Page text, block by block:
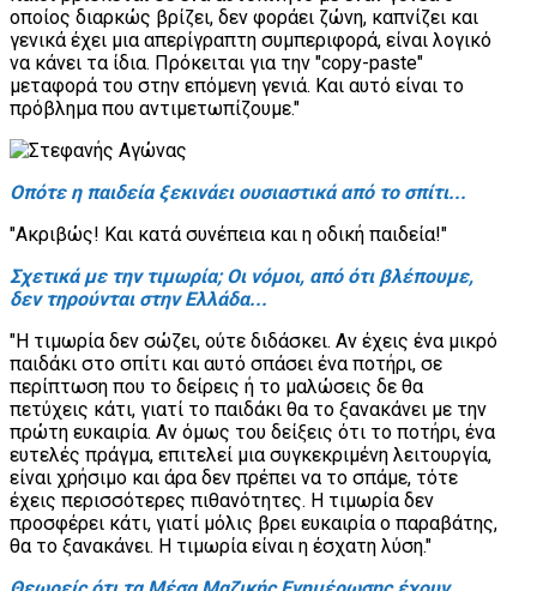
οποίος διαρκώς βρίζει, δεν φοράει ζώνη, καπνίζει και
γενικά έχει μια απερίγραπτη συμπεριφορά, είναι λογικό
να κάνει τα ίδια. Πρόκειται για την "copy-paste"
μεταφορά του στην επόμενη γενιά. Και αυτό είναι το
πρόβλημα που αντιμετωπίζουμε."
Οπότε η παιδεία ξεκινάει ουσιαστικά από το σπίτι...
"Ακριβώς! Και κατά συνέπεια και η οδική παιδεία!"
Σχετικά με την τιμωρία; Οι νόμοι, από ότι βλέπουμε,
δεν τηρούνται στην Ελλάδα...
"Η τιμωρία δεν σώζει, ούτε διδάσκει. Αν έχεις ένα μικρό
παιδάκι στο σπίτι και αυτό σπάσει ένα ποτήρι, σε
περίπτωση που το δείρεις ή το μαλώσεις δε θα
πετύχεις κάτι, γιατί το παιδάκι θα το ξανακάνει με την
πρώτη ευκαιρία. Αν όμως του δείξεις ότι το ποτήρι, ένα
ευτελές πράγμα, επιτελεί μια συγκεκριμένη λειτουργία,
είναι χρήσιμο και άρα δεν πρέπει να το σπάμε, τότε
έχεις περισσότερες πιθανότητες. Η τιμωρία δεν
προσφέρει κάτι, γιατί μόλις βρει ευκαιρία ο παραβάτης,
θα το ξανακάνει. Η τιμωρία είναι η έσχατη λύση."